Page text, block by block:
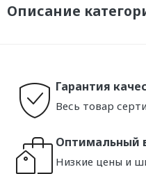
Описание
Гарантия
Весь товар
Оптимальный
Низкие цены и